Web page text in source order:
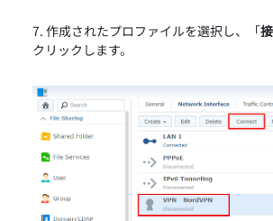
作成されたプロファイルを選択し、「
クリックします。